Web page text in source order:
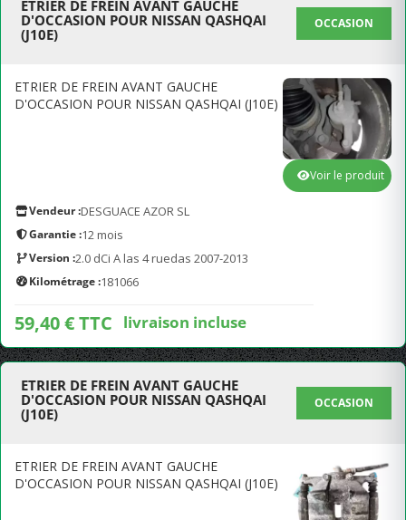
ETRIER DE FREIN AVANT GAUCHE
D'OCCASION POUR NISSAN QASHQAI
(J10E)
OCCASION
ETRIER DE FREIN AVANT GAUCHE
D'OCCASION POUR NISSAN QASHQAI (J10E)
Vendeur :DESGUACE AZOR SL
Garantie :12 mois
Version :2.0 dCi A las 4 ruedas 2007-2013
Kilométrage :181066
59,40 € TTC livraison incluse
Voir le produit
ETRIER DE FREIN AVANT GAUCHE
D'OCCASION POUR NISSAN QASHQAI
(J10E)
OCCASION
ETRIER DE FREIN AVANT GAUCHE
D'OCCASION POUR NISSAN QASHQAI (J10E)